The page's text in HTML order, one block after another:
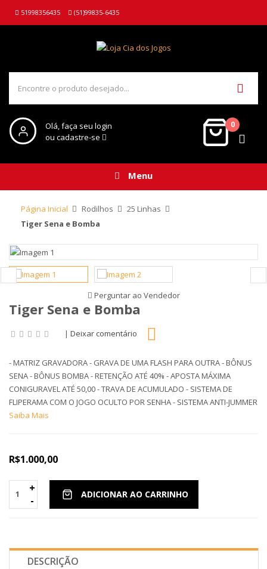
51998356435 (51)99835-6435
Olá, faça seu login
ou cadastre-se
0
Menu
Página Inicial Rodilhos
25 Linhas
Tiger Sena e Bomba
Perguntar ao Vendedor
Tiger Sena e Bomba
| Deixar comentário
- MATRIZ GRAVADORA - GRAVA DE UMA FLASH PARA OUTRA - BÔNUS
SENA - BÔNUS BOMBA - RETENÇÃO ATÉ 40% - APOSTA MÁXIMA
CONIGURAVEL ATÉ 50,00 - TRAVA DE ACUMULADO - SISTEMA DE
FLIPERAMA COM O JOGO OCULTO POR SENHA - SISTEMA ANTI-JUMMER
Saiba Mais
R$1.000,00
-
+ ADICIONAR AO CARRINHO
DESCRIÇÃO